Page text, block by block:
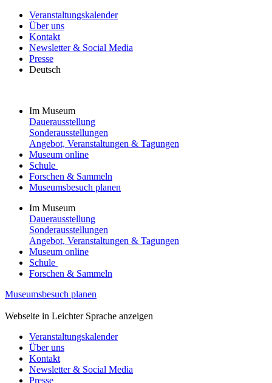
Veranstaltungskalender
Über uns
Kontakt
Newsletter & Social Media
Presse
Deutsch
Im Museum
Dauerausstellung
Sonderausstellungen
Angebot, Veranstaltungen & Tagungen
Museum online
Schule
Forschen & Sammeln
Museumsbesuch planen
Im Museum
Dauerausstellung
Sonderausstellungen
Angebot, Veranstaltungen & Tagungen
Museum online
Schule
Forschen & Sammeln
Museumsbesuch planen
Webseite in Leichter Sprache anzeigen
Veranstaltungskalender
Über uns
Kontakt
Newsletter & Social Media
Presse